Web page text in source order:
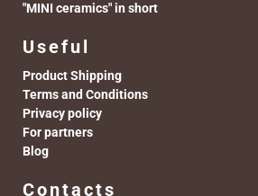
"MINI ceramics" in short
Useful
Product Shipping
Terms and Conditions
Privacy policy
For partners
Blog
Contacts